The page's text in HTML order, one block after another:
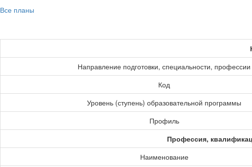
Все планы
Направление подготовки, специальности, профессии
Код
Уровень (ступень) образовательной программы
Профиль
Профессия,
Наименование